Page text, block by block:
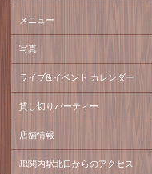
メニュー
写真
ライブ&イベント カレンダー
貸し切りパーティー
店舗情報
JR関内駅北口からのアクセス